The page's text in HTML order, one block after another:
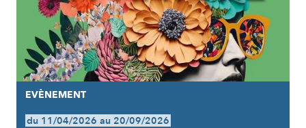
EVÈNEMENT
du 11/04/2026 au 20/09/2026